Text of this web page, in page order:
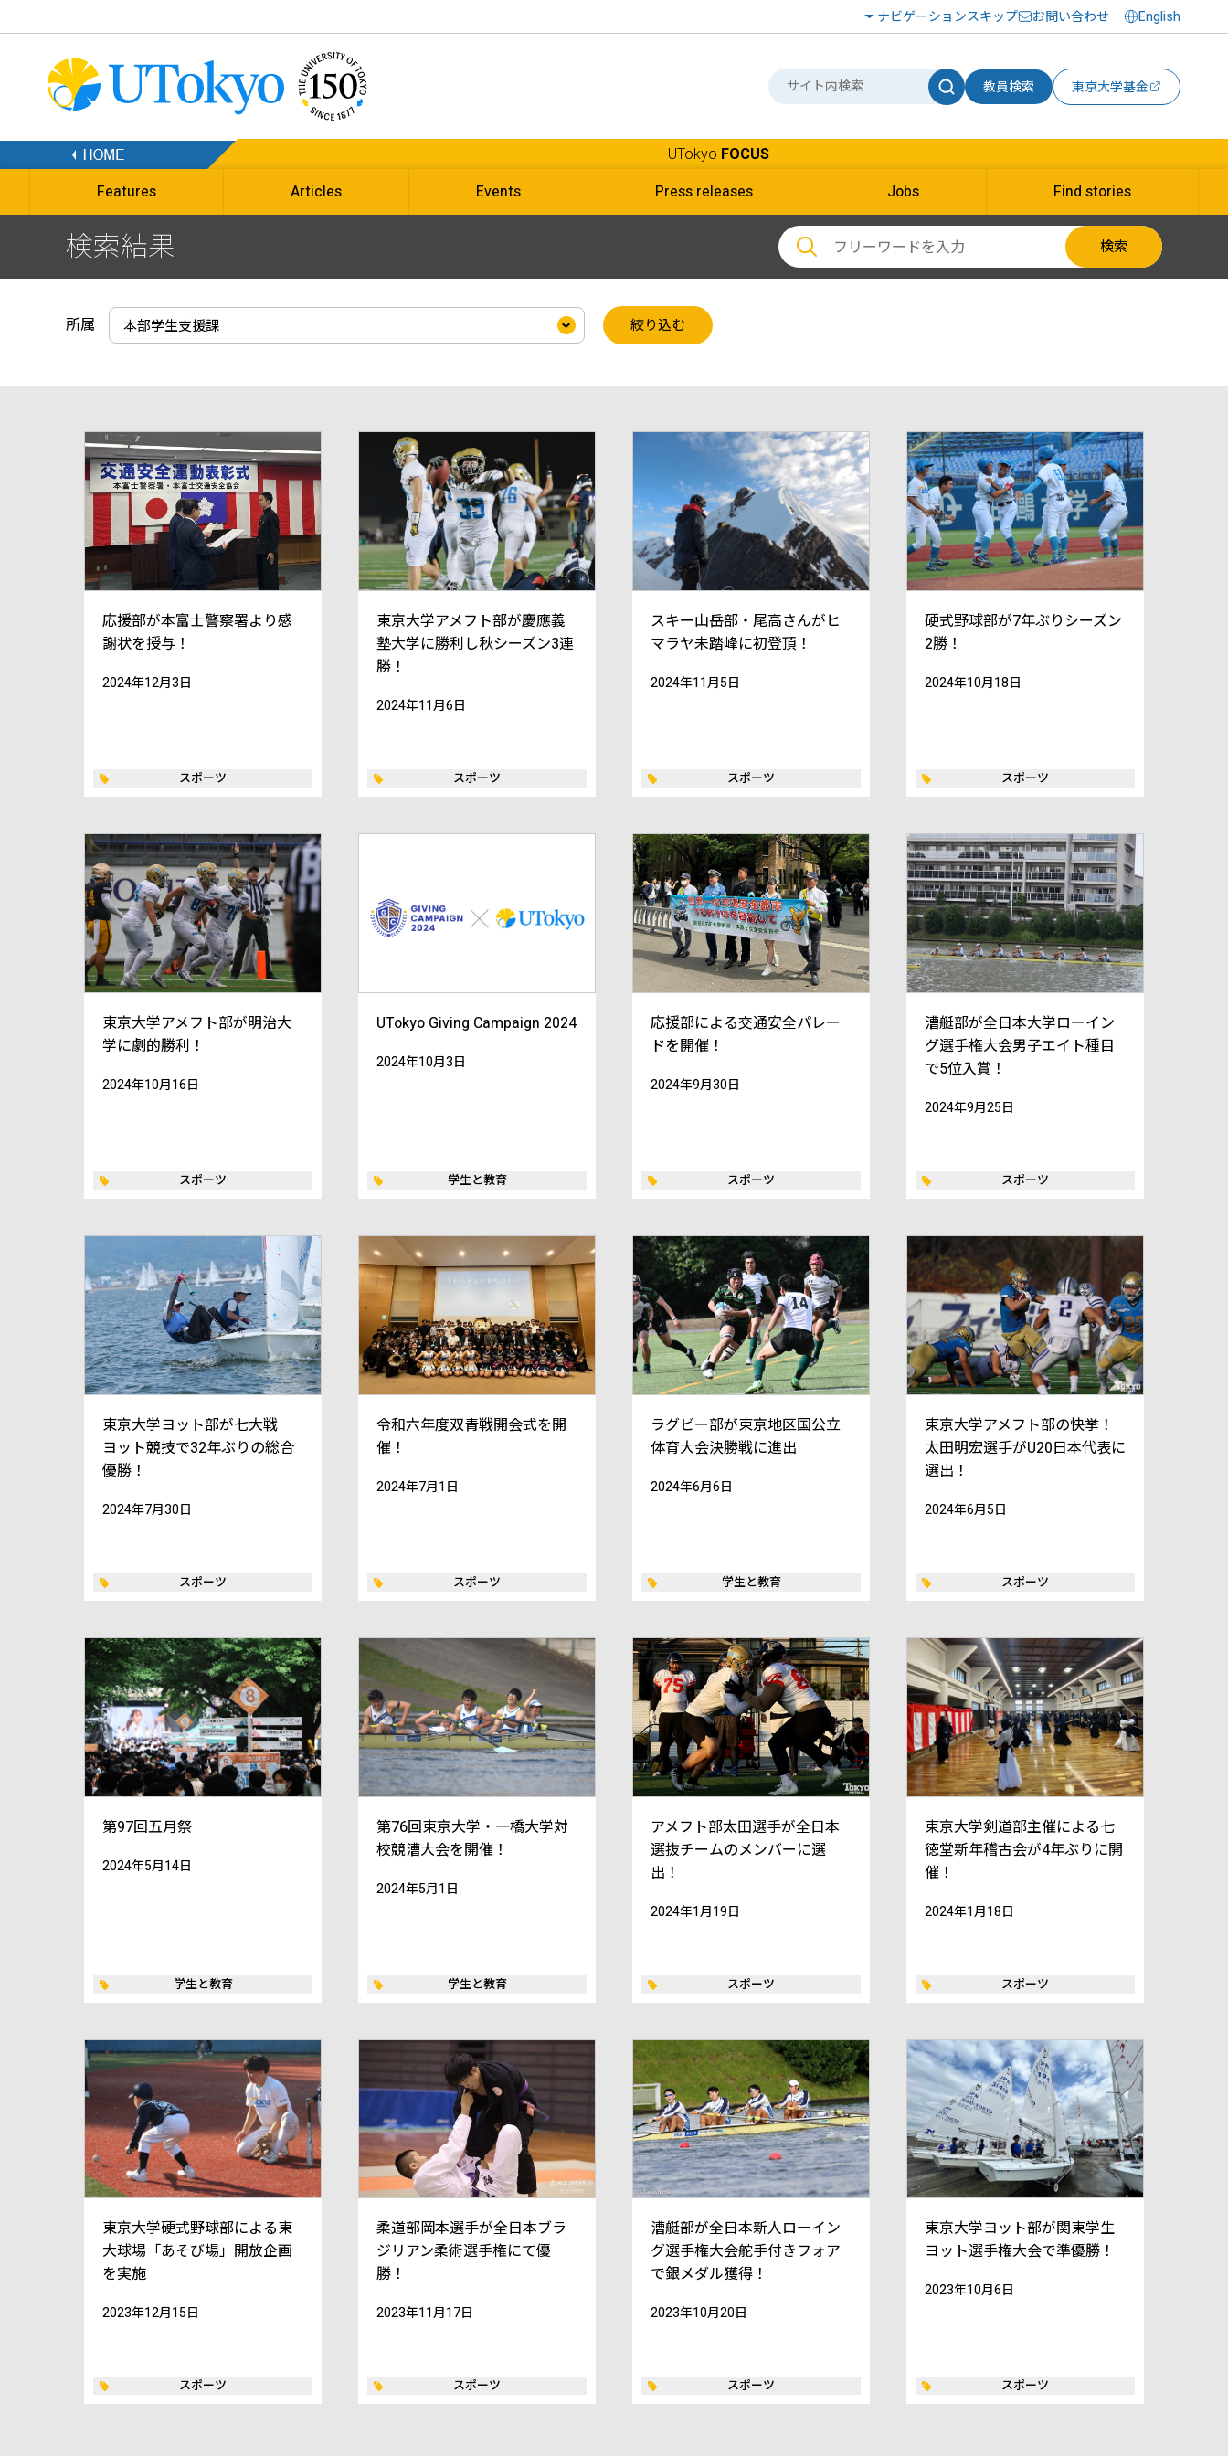
ナビゲーションスキップ お問い合わせ English
教員検索 東京大学基金
UTokyo FOCUS
Features Articles Events Press releases Jobs Find stories
検索結果 検索
所属 絞り込む
応援部が本富士警察署より感
謝状を授与！
2024年12月3日
スポーツ
東京大学アメフト部が慶應義
塾大学に勝利し秋シーズン3連
勝！
2024年11月6日
スポーツ
スキー山岳部・尾高さんがヒ
マラヤ未踏峰に初登頂！
2024年11月5日
スポーツ
硬式野球部が7年ぶりシーズン
2勝！
2024年10月18日
スポーツ
東京大学アメフト部が明治大
学に劇的勝利！
2024年10月16日
スポーツ
UTokyo Giving Campaign 2024
2024年10月3日
学生と教育
応援部による交通安全パレー
ドを開催！
2024年9月30日
スポーツ
漕艇部が全日本大学ローイン
グ選手権大会男子エイト種目
で5位入賞！
2024年9月25日
スポーツ
東京大学ヨット部が七大戦
ヨット競技で32年ぶりの総合
優勝！
2024年7月30日
スポーツ
令和六年度双青戦開会式を開
催！
2024年7月1日
スポーツ
ラグビー部が東京地区国公立
体育大会決勝戦に進出
2024年6月6日
学生と教育
東京大学アメフト部の快挙！
太田明宏選手がU20日本代表に
選出！
2024年6月5日
スポーツ
第97回五月祭
2024年5月14日
学生と教育
第76回東京大学・一橋大学対
校競漕大会を開催！
2024年5月1日
学生と教育
アメフト部太田選手が全日本
選抜チームのメンバーに選
出！
2024年1月19日
スポーツ
東京大学剣道部主催による七
徳堂新年稽古会が4年ぶりに開
催！
2024年1月18日
スポーツ
東京大学硬式野球部による東
大球場「あそび場」開放企画
を実施
2023年12月15日
スポーツ
柔道部岡本選手が全日本ブラ
ジリアン柔術選手権にて優
勝！
2023年11月17日
スポーツ
漕艇部が全日本新人ローイン
グ選手権大会舵手付きフォア
で銀メダル獲得！
2023年10月20日
スポーツ
東京大学ヨット部が関東学生
ヨット選手権大会で準優勝！
2023年10月6日
スポーツ